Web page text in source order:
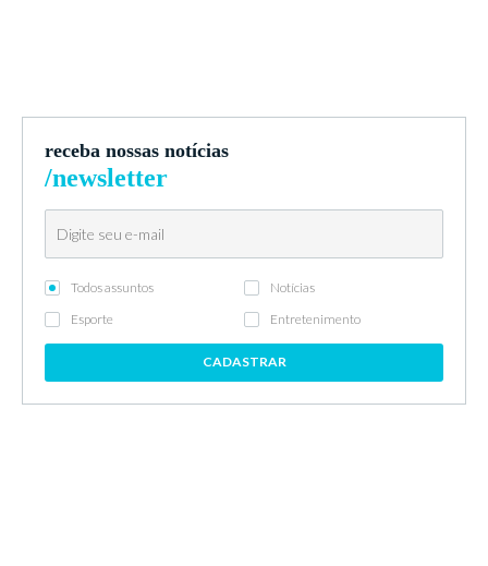
receba nossas notícias
/newsletter
Todos assuntos
Notícias
Esporte
Entretenimento
CADASTRAR